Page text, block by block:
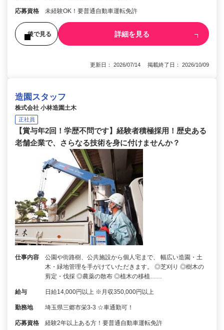
応募資格 未経験OK！要普通自動車運転免許
後で見る 詳細を見る
更新日： 2026/07/14 掲載終了日： 2026/10/09
造園スタッフ
株式会社 小林造園土木
正社員
【賞与年2回！学歴不問です】経験者積極採用！歴史ある
老舗企業で、さらなる技術を身に付けませんか？
仕事内容
公園や街路樹、公共施設から個人宅まで、 幅広い造園・土
木・緑地管理を手がけていただきます。 ◎芝刈り ◎樹木の
剪定・伐採 ◎農薬の散布 ◎植木の移植……
給与 日給14,000円以上 ※月収350,000円以上
勤務地 埼玉県三郷市栄3-3 ☆車通勤可！
応募資格 経験2年以上ある方！要普通自動車運転免許